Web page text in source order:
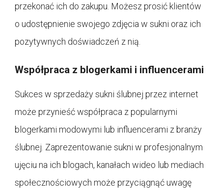
przekonać ich do zakupu. Możesz prosić klientów
o udostępnienie swojego zdjęcia w sukni oraz ich
pozytywnych doświadczeń z nią.
Współpraca z blogerkami i influencerami
Sukces w sprzedaży sukni ślubnej przez internet
może przynieść współpraca z popularnymi
blogerkami modowymi lub influencerami z branży
ślubnej. Zaprezentowanie sukni w profesjonalnym
ujęciu na ich blogach, kanałach wideo lub mediach
społecznościowych może przyciągnąć uwagę